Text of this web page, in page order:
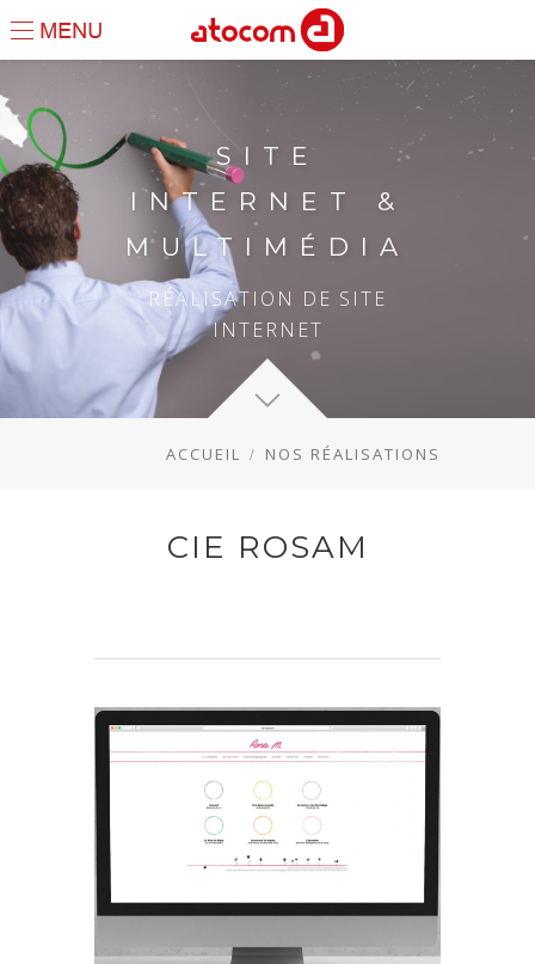
SITE
INTERNET &
MULTIMÉDIA
RÉALISATION DE SITE
INTERNET
ACCUEIL NOS RÉALISATIONS
CIE ROSAM